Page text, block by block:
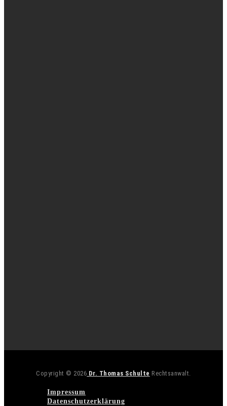
Copyright © 2026 Dr. Thomas Schulte Rechtsanwalt.
Impressum
Datenschutzerklärung